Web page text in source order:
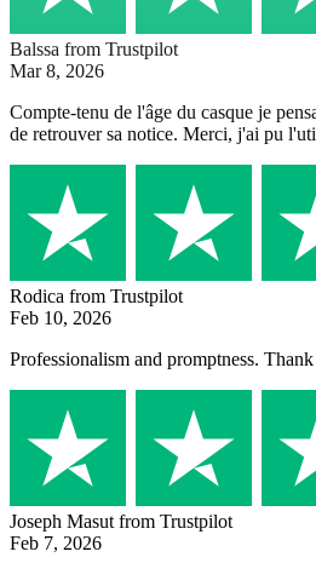
Balssa from Trustpilot
Mar 8, 2026
Compte-tenu de l'âge du casque je
de retrouver sa notice. Merci, j'ai pu
Rodica from Trustpilot
Feb 10, 2026
Professionalism and promptness.
Joseph Masut from Trustpilot
Feb 7, 2026